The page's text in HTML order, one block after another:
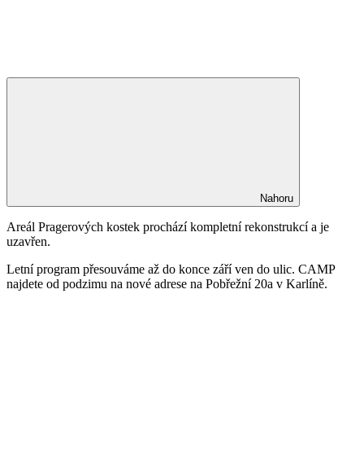
Nahoru
Areál Pragerových kostek prochází kompletní rekonstrukcí a je
uzavřen.
Letní program přesouváme až do konce září ven do ulic. CAMP
najdete od podzimu na nové adrese na Pobřežní 20a v Karlíně.